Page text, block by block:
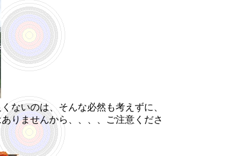
ないのは、そんな必然も考えずに、
りませんから、、、、ご注意くださ